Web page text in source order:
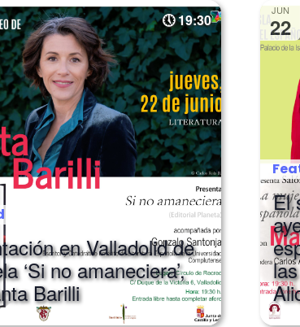
19:30
en Valladolid de
‘Si no amaneciera’,
Barilli
JUN
22
El